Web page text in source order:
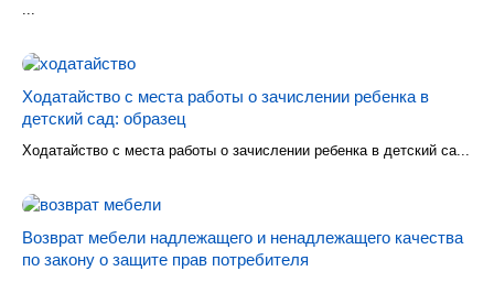
...
Ходатайство с места работы о зачислении ребенка в
детский сад: образец
Ходатайство с места работы о зачислении ребенка в детский са...
Возврат мебели надлежащего и ненадлежащего качества
по закону о защите прав потребителя